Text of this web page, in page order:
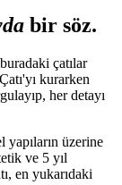
bir söz.
çatılar
kurarken
her detayı
üzerine
ve 5 yıl
en yukarıdaki